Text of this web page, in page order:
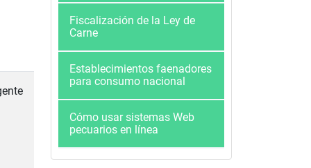
Fiscalización de la Ley de
Carne
Establecimientos faenadores
para consumo nacional
Cómo usar sistemas Web
pecuarios en línea